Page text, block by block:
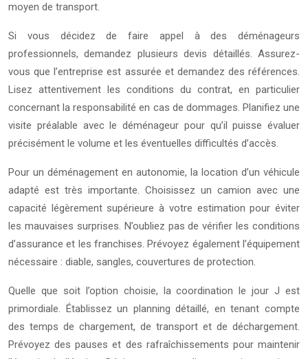
moyen de transport.
Si vous décidez de faire appel à des déménageurs
professionnels, demandez plusieurs devis détaillés. Assurez-
vous que l’entreprise est assurée et demandez des références.
Lisez attentivement les conditions du contrat, en particulier
concernant la responsabilité en cas de dommages. Planifiez une
visite préalable avec le déménageur pour qu’il puisse évaluer
précisément le volume et les éventuelles difficultés d’accès.
Pour un déménagement en autonomie, la location d’un véhicule
adapté est très importante. Choisissez un camion avec une
capacité légèrement supérieure à votre estimation pour éviter
les mauvaises surprises. N’oubliez pas de vérifier les conditions
d’assurance et les franchises. Prévoyez également l’équipement
nécessaire : diable, sangles, couvertures de protection.
Quelle que soit l’option choisie, la coordination le jour J est
primordiale. Établissez un planning détaillé, en tenant compte
des temps de chargement, de transport et de déchargement.
Prévoyez des pauses et des rafraîchissements pour maintenir